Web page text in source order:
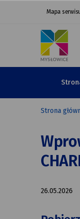
przejdź do
przejdź do treści
przejdź do stopki
stopnia
BRAVO,
CRP,
do dnia
Mapa
Strona
26.05.2026